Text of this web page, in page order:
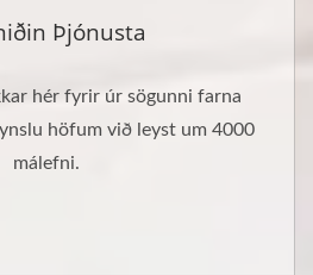
Þjónusta
hér fyrir úr sögunni farna
höfum við leyst um 4000
málefni.